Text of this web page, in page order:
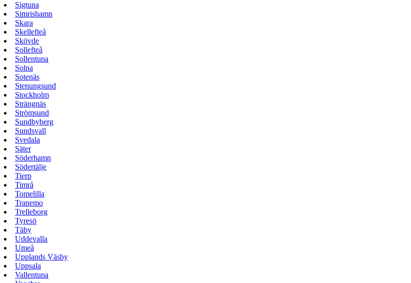
Sigtuna
Simrishamn
Skara
Skellefteå
Skövde
Sollefteå
Sollentuna
Solna
Sotenäs
Stenungsund
Stockholm
Strängnäs
Strömsund
Sundbyberg
Sundsvall
Svedala
Säter
Söderhamn
Södertälje
Tierp
Timrå
Tomelilla
Tranemo
Trelleborg
Tyresö
Täby
Uddevalla
Umeå
Upplands Väsby
Uppsala
Vallentuna